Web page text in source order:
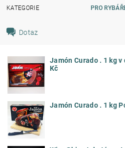
KATEGORIE
PRO
Dotaz
Jamón Curado . 1 kg
Kč
Jamón Curado . 1 kg